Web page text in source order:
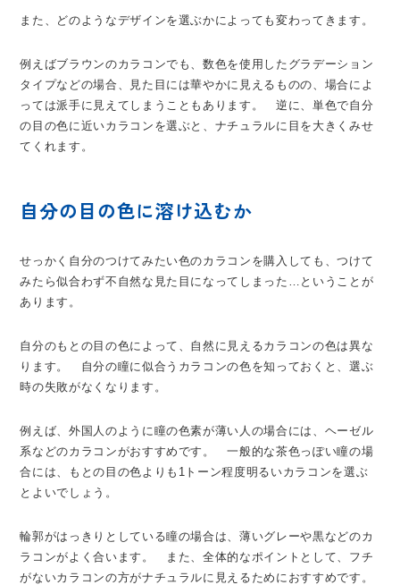
また、どのようなデザインを選ぶかによっても変わってきます。
例えばブラウンのカラコンでも、数色を使用したグラデーション
タイプなどの場合、見た目には華やかに見えるものの、場合によ
っては派手に見えてしまうこともあります。 逆に、単色で自分
の目の色に近いカラコンを選ぶと、ナチュラルに目を大きくみせ
てくれます。
自分の目の色に溶け込むか
せっかく自分のつけてみたい色のカラコンを購入しても、つけて
みたら似合わず不自然な見た目になってしまった…ということが
あります。
自分のもとの目の色によって、自然に見えるカラコンの色は異な
ります。 自分の瞳に似合うカラコンの色を知っておくと、選ぶ
時の失敗がなくなります。
例えば、外国人のように瞳の色素が薄い人の場合には、ヘーゼル
系などのカラコンがおすすめです。 一般的な茶色っぽい瞳の場
合には、もとの目の色よりも1トーン程度明るいカラコンを選ぶ
とよいでしょう。
輪郭がはっきりとしている瞳の場合は、薄いグレーや黒などのカ
ラコンがよく合います。 また、全体的なポイントとして、フチ
がないカラコンの方がナチュラルに見えるためにおすすめです。